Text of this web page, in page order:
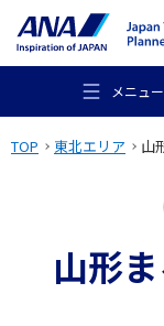
メニュー
おすすめの旅
TOP 東北エリア 山
山形